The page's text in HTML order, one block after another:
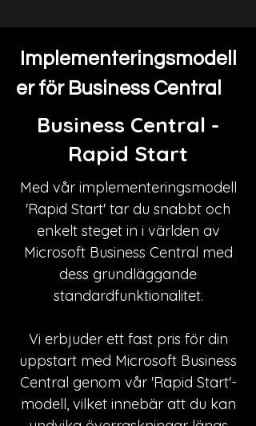
Implementeringsmodell
er för Business Central
Business Central -
Rapid Start
Med vår implementeringsmodell
'Rapid Start' tar du snabbt och
enkelt steget in i världen av
Microsoft Business Central med
dess grundläggande
standardfunktionalitet.
Vi erbjuder ett fast pris för din
uppstart med Microsoft Business
Central genom vår 'Rapid Start'-
modell, vilket innebär att du kan